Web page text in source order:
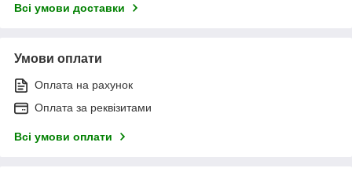
Всі умови доставки
Умови оплати
Оплата на рахунок
Оплата за реквізитами
Всі умови оплати